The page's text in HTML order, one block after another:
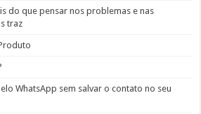
do que pensar nos problemas e nas
traz
WhatsApp sem salvar o contato no seu